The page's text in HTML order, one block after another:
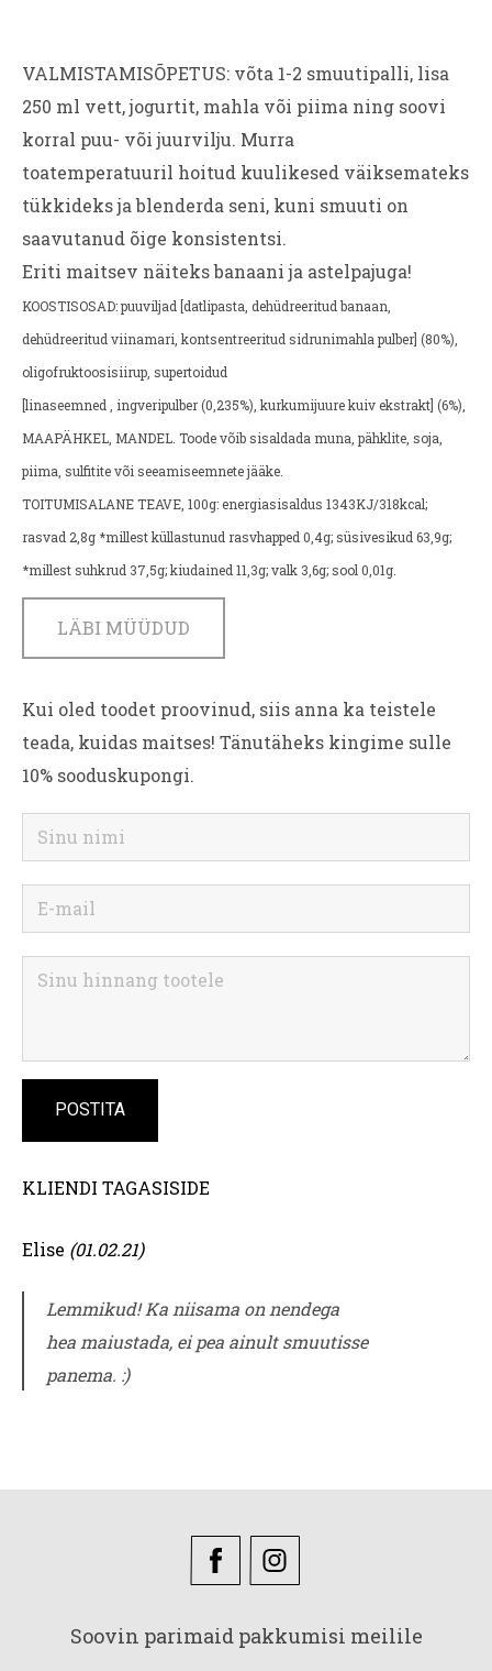
VALMISTAMISÕPETUS: võta 1-2 smuutipalli, lisa
250 ml vett, jogurtit, mahla või piima ning soovi
korral puu- või juurvilju. Murra
toatemperatuuril hoitud kuulikesed väiksemateks
tükkideks ja blenderda seni, kuni smuuti on
saavutanud õige konsistentsi.
Eriti maitsev näiteks banaani ja astelpajuga!
KOOSTISOSAD: puuviljad [datlipasta, dehüdreeritud banaan,
dehüdreeritud viinamari, kontsentreeritud sidrunimahla pulber] (80%),
oligofruktoosisiirup, supertoidud
[linaseemned , ingveripulber (0,235%), kurkumijuure kuiv ekstrakt] (6%),
MAAPÄHKEL, MANDEL. Toode võib sisaldada muna, pähklite, soja,
piima, sulfitite või seeamiseemnete jääke.
TOITUMISALANE TEAVE, 100g: energiasisaldus 1343KJ/318kcal;
rasvad 2,8g *millest küllastunud rasvhapped 0,4g;süsivesikud 63,9g;
*millest suhkrud 37,5g; kiudained 11,3g; valk 3,6g; sool 0,01g.
LÄBI MÜÜDUD
Kui oled toodet proovinud, siis anna ka teistele
teada, kuidas maitses! Tänutäheks kingime sulle
10% sooduskupongi.
KLIENDI TAGASISIDE
Elise (01.02.21)
Lemmikud! Ka niisama on nendega
hea maiustada, ei pea ainult smuutisse
panema. :)
Soovin parimaid pakkumisi meilile